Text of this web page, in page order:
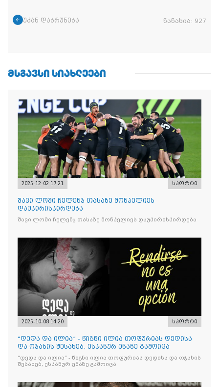
უკან დაბრუნება ნანახია: 927
ᲛᲡᲒᲐᲕᲡᲘ ᲡᲘᲐᲮᲚᲔᲔᲑᲘ
2025-12-02 17:21 სპორტი
შავი ლომი ჩელენჯ თასაზე მონპელიეს
დაუპირისპირდება
შავი ლომი ჩელენჯ თასაზე მონპელიეს დაუპირისპირდება
2025-10-08 14:20 სპორტი
“დედა და ილია” - წიგნი ილია თოფურიას დედისა
და ოჯახის შესახებ, ესპანურ ენაზე გამოიცა
“დედა და ილია” - წიგნი ილია თოფურიას დედისა და ოჯახის
შესახებ, ესპანურ ენაზე გამოიცა